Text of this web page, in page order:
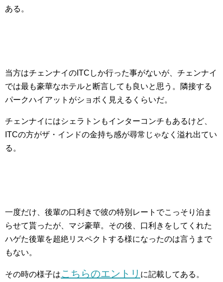
ある。
当方はチェンナイのITCしか行った事がないが、チェンナイ
では最も豪華なホテルと断言しても良いと思う。隣接する
パークハイアットがショボく見えるくらいだ。
チェンナイにはシェラトンもインターコンチもあるけど、
ITCの方がザ・インドの金持ち感が尋常じゃなく溢れ出てい
る。
一度だけ、後輩の口利きで彼の特別レートでこっそり泊ま
らせて貰ったが、マジ豪華。その後、口利きをしてくれた
ハゲた後輩を超絶リスペクトする様になったのは言うまで
もない。
その時の様子はこちらのエントリ に記載してある。